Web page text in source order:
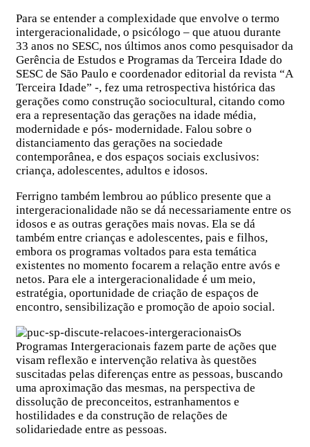
Para se entender a complexidade que envolve o termo
intergeracionalidade, o psicólogo – que atuou durante
33 anos no SESC, nos últimos anos como pesquisador da
Gerência de Estudos e Programas da Terceira Idade do
SESC de São Paulo e coordenador editorial da revista “A
Terceira Idade” -, fez uma retrospectiva histórica das
gerações como construção sociocultural, citando como
era a representação das gerações na idade média,
modernidade e pós- modernidade. Falou sobre o
distanciamento das gerações na sociedade
contemporânea, e dos espaços sociais exclusivos:
criança, adolescentes, adultos e idosos.
Ferrigno também lembrou ao público presente que a
intergeracionalidade não se dá necessariamente entre os
idosos e as outras gerações mais novas. Ela se dá
também entre crianças e adolescentes, pais e filhos,
embora os programas voltados para esta temática
existentes no momento focarem a relação entre avós e
netos. Para ele a intergeracionalidade é um meio,
estratégia, oportunidade de criação de espaços de
encontro, sensibilização e promoção de apoio social.
Os
Programas Intergeracionais fazem parte de ações que
visam reflexão e intervenção relativa às questões
suscitadas pelas diferenças entre as pessoas, buscando
uma aproximação das mesmas, na perspectiva de
dissolução de preconceitos, estranhamentos e
hostilidades e da construção de relações de
solidariedade entre as pessoas.